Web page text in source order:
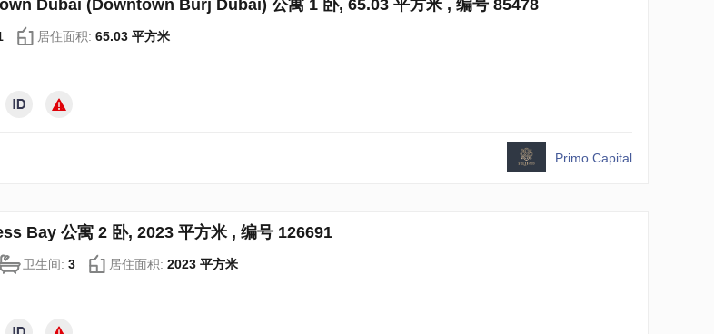
Dubai (Downtown Burj Dubai) 公寓 1 卧, 65.03 平方米 , 编号 85478
居住面积: 65.03 平方米
Primo Capital
Bay 公寓 2 卧, 2023 平方米 , 编号 126691
卫生间: 3 居住面积: 2023 平方米